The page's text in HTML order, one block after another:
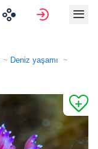
Giriş Yap
Deniz yaşamı